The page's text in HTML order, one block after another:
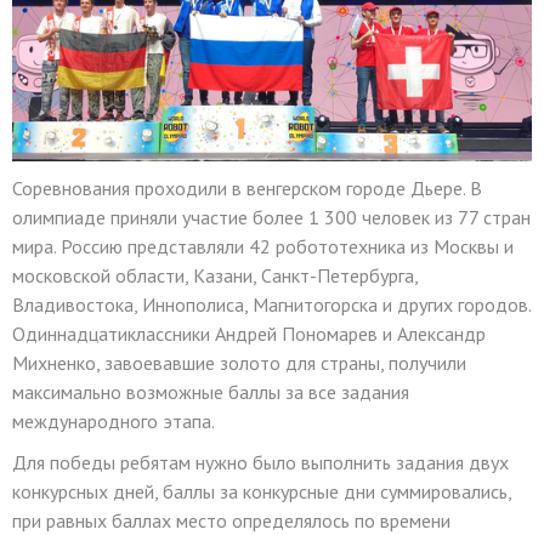
Соревнования проходили в венгерском городе Дьере. В
олимпиаде приняли участие более 1 300 человек из 77 стран
мира. Россию представляли 42 робототехника из Москвы и
московской области, Казани, Санкт-Петербурга,
Владивостока, Иннополиса, Магнитогорска и других городов.
Одиннадцатиклассники Андрей Пономарев и Александр
Михненко, завоевавшие золото для страны, получили
максимально возможные баллы за все задания
международного этапа.
Для победы ребятам нужно было выполнить задания двух
конкурсных дней, баллы за конкурсные дни суммировались,
при равных баллах место определялось по времени